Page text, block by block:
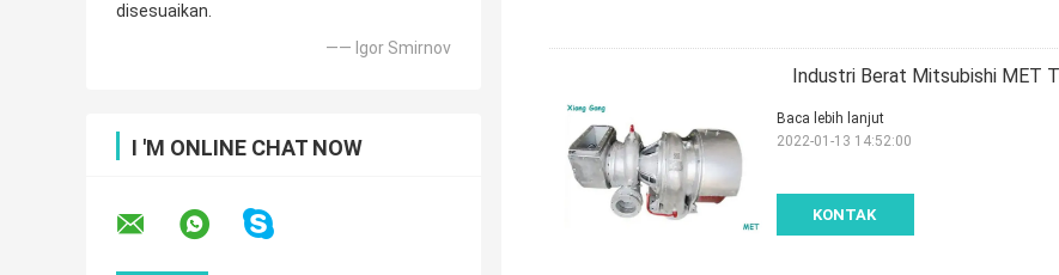
disesuaikan.
—— Igor Smirnov
I 'M ONLINE CHAT NOW
Industri Berat Mitsubishi MET
KONTAK
Baca lebih lanjut
2022-01-13 14:52:00